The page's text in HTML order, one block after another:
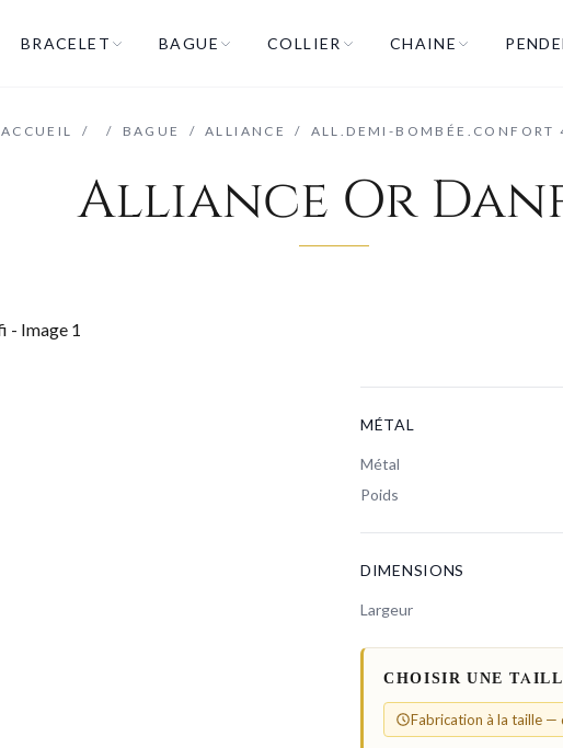
BRACELET BAGUE COLLIER CHAINE
ACCUEIL / / BAGUE / ALLIANCE / ALL.DEMI-BOMBÉE.CONFORT
Alliance Or
MÉTAL
Métal
Poids
DIMENSIONS
Largeur
CHOISIR UNE
Fabrication à la taille —